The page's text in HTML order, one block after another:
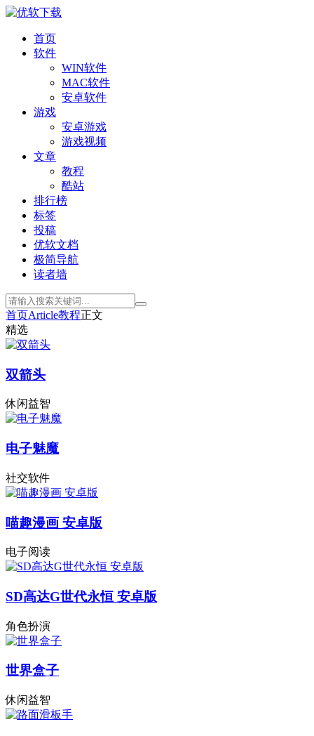
首页
软件
WIN软件
MAC软件
安卓软件
游戏
安卓游戏
游戏视频
文章
教程
酷站
排行榜
标签
投稿
优软文档
极简导航
读者墙
首页Article教程正文
精选
双箭头
休闲益智
电子魅魔
社交软件
喵趣漫画 安卓版
电子阅读
SD高达G世代永恒 安卓版
角色扮演
世界盒子
休闲益智